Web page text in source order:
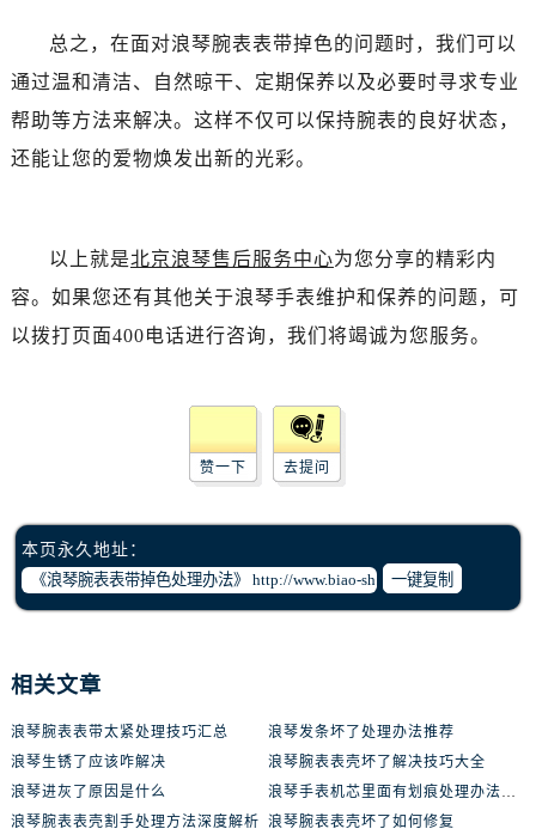
总之，在面对浪琴腕表表带掉色的问题时，我们可以
通过温和清洁、自然晾干、定期保养以及必要时寻求专业
帮助等方法来解决。这样不仅可以保持腕表的良好状态，
还能让您的爱物焕发出新的光彩。
以上就是北京浪琴售后服务中心为您分享的精彩内
容。如果您还有其他关于浪琴手表维护和保养的问题，可
以拨打页面400电话进行咨询，我们将竭诚为您服务。
赞一下 去提问
本页永久地址：
一键复制
相关文章
浪琴腕表表带太紧处理技巧汇总
浪琴发条坏了处理办法推荐
浪琴生锈了应该咋解决
浪琴腕表表壳坏了解决技巧大全
浪琴进灰了原因是什么
浪琴手表机芯里面有划痕处理办法推荐
浪琴腕表表壳割手处理方法深度解析 浪琴腕表表壳坏了如何修复